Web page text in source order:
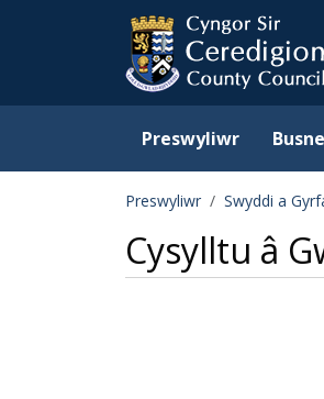
Skip to main content
Ceredigion
Preswyliwr
Preswyliwr Swyddi a
Cysylltu â